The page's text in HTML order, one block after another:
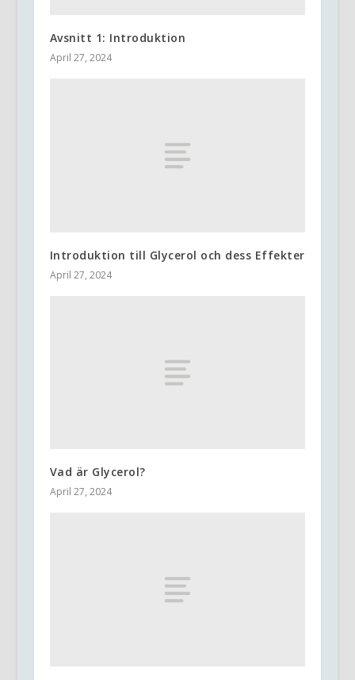
Avsnitt 1: Introduktion
April 27, 2024
Introduktion till Glycerol och dess Effekter
April 27, 2024
Vad är Glycerol?
April 27, 2024